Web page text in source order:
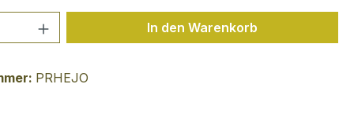
Anzahl: Gib den gewünschten Wert
In den Warenkorb
PRHEJO